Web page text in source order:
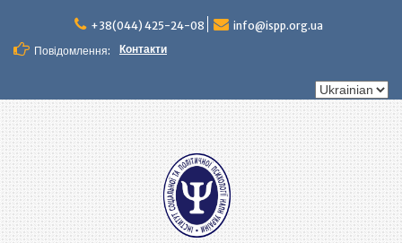
вмісту
+38(044) 425-24-08
info@ispp.org.ua
Повідомлення:
Контакти
Вибрати